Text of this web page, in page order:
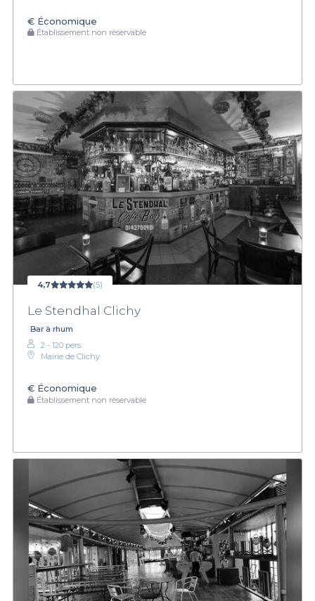
€ Économique
Établissement non réservable
4,7 (5)
Le Stendhal Clichy
Bar à rhum
2 - 120 pers.
Mairie de Clichy
€ Économique
Établissement non réservable